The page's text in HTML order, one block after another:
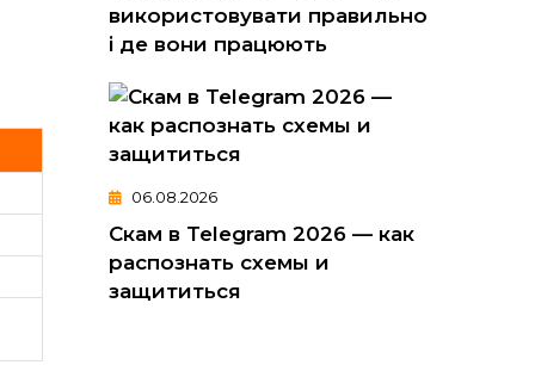
використовувати правильно
і де вони працюють
06.08.2026
Скам в Telegram 2026 — как
распознать схемы и
защититься